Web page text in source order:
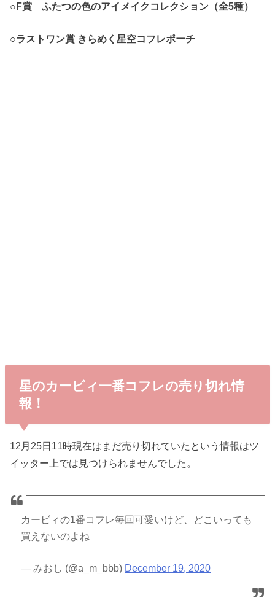
○F賞 ふたつの色のアイメイクコレクション（全5種）
○ラストワン賞 きらめく星空コフレポーチ
星のカービィ一番コフレの売り切れ情
報！
12月25日11時現在はまだ売り切れていたという情報はツ
イッター上では見つけられませんでした。
カービィの1番コフレ毎回可愛いけど、どこいっても
買えないのよね
— みおし (@a_m_bbb) December 19, 2020